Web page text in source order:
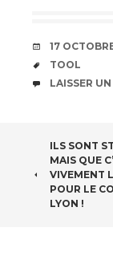
DATE
17
ÉTIQUETTES
TOOL
LAISSER
DES
ILS SONT
MAIS QUE
VIVEMENT
POUR LE
LYON !